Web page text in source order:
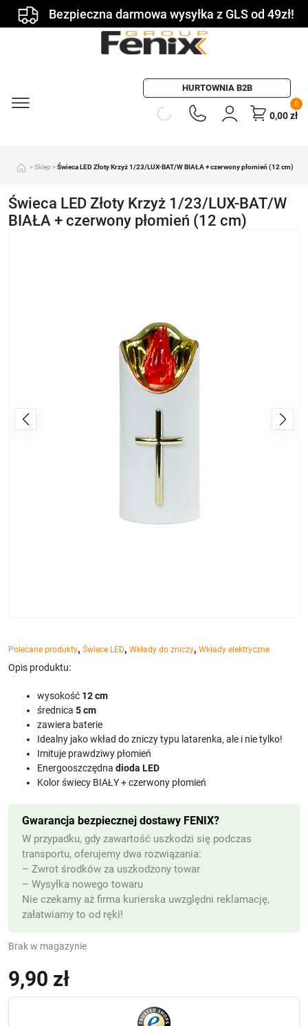
Bezpieczna darmowa wysyłka z GLS od 49zł!
HURTOWNIA B2B
0
0,00zł
» Sklep » Świeca LED Złoty Krzyż 1/23/LUX-BAT/W BIAŁA + czerwony płomień (12 cm)
Świeca LED Złoty Krzyż 1/23/LUX-BAT/W
BIAŁA + czerwony płomień (12 cm)
Polecane produkty, Świece LED, Wkłady do zniczy, Wkłady elektryczne
9,90 zł
Opis produktu:
wysokość 12 cm
średnica 5cm
zawiera baterie
Idealny jako wkład do zniczy typu latarenka, ale i nie tylko!
Imituje prawdziwy płomień
Energooszczędna dioda LED
Kolor świecy BIAŁY + czerwony płomień
Brak w magazynie
Gwarancja bezpiecznej dostawy FENIX?
W przypadku, gdy zawartość uszkodzi się podczas
transportu, oferujemy dwa rozwiązania:
– Zwrot środków za uszkodzony towar
– Wysyłka nowego towaru
Nie czekamy aż firma kurierska uwzględni reklamację,
załatwiamy to od ręki!